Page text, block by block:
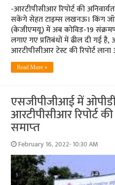
-आरटीपीसीआर रिपोर्ट की
सकेंगे सेहत टाइम्‍स लखनऊ। किंग
(केजीएमयू) में अब कोविड-19
लगाए गए प्रतिबंधों में ढील दी गई
आरटीपीसीआर टेस्ट की रिपोर्ट लाना
Read More »
एसजीपीजीआई में
आरटीपीसीआर रिपोर्ट की
समाप्‍त
February 16, 2022- 10:30 AM